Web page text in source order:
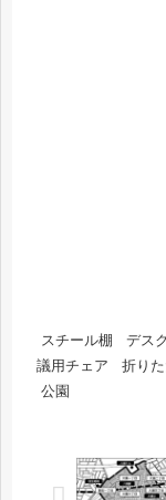
スチール棚 デスク
議用チェア
折り
公園